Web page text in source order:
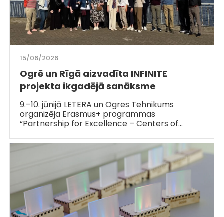
15/06/2026
Ogrē un Rīgā aizvadīta INFINITE
projekta ikgadējā sanāksme
9.–10. jūnijā LETERA un Ogres Tehnikums
organizēja Erasmus+ programmas
“Partnership for Excellence – Centers of…